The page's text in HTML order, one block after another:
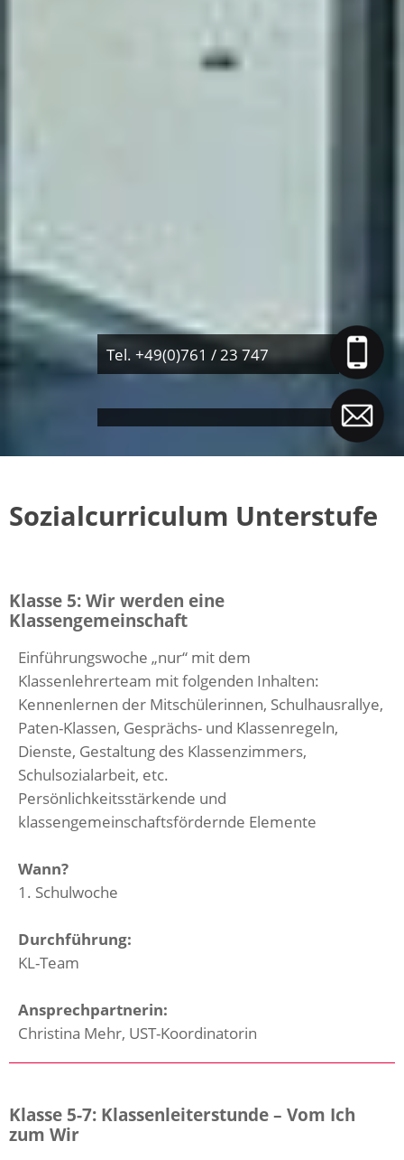
Tel. +49(0)761 / 23 747
Sozialcurriculum Unterstufe
Klasse 5: Wir werden eine
Klassengemeinschaft
Einführungswoche „nur“ mit dem
Klassenlehrerteam mit folgenden Inhalten:
Kennenlernen der Mitschülerinnen, Schulhausrallye,
Paten-Klassen, Gesprächs- und Klassenregeln,
Dienste, Gestaltung des Klassenzimmers,
Schulsozialarbeit, etc.
Persönlichkeitsstärkende und
klassengemeinschaftsfördernde Elemente
Wann?
1. Schulwoche
Durchführung:
KL-Team
Ansprechpartnerin:
Christina Mehr, UST-Koordinatorin
Klasse 5-7: Klassenleiterstunde – Vom Ich
zum Wir